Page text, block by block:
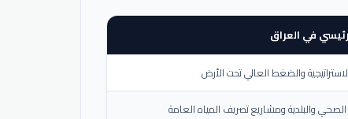
في العراق
والضغط العالي تحت الأرض
والبلدية ومشاريع تصريف المياه العامة